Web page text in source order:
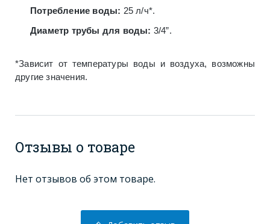
Потребление воды: 25 л/ч*.
Диаметр трубы для воды: 3/4”.
*Зависит от температуры воды и воздуха, возможны
другие значения.
Отзывы о товаре
Нет отзывов об этом товаре.